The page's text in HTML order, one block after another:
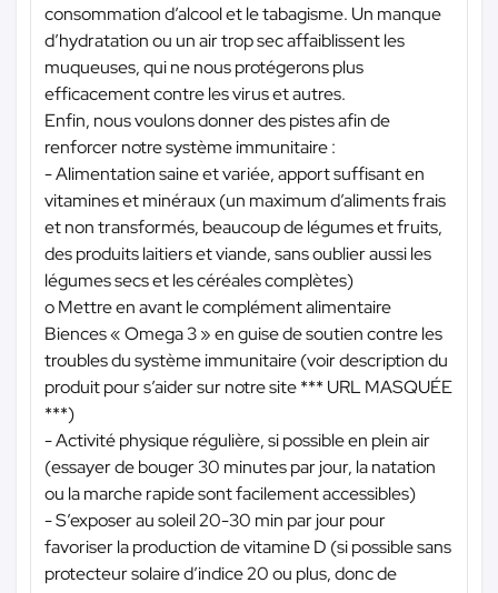
consommation d’alcool et le tabagisme. Un manque
d’hydratation ou un air trop sec affaiblissent les
muqueuses, qui ne nous protégerons plus
efficacement contre les virus et autres.
Enfin, nous voulons donner des pistes afin de
renforcer notre système immunitaire :
- Alimentation saine et variée, apport suffisant en
vitamines et minéraux (un maximum d’aliments frais
et non transformés, beaucoup de légumes et fruits,
des produits laitiers et viande, sans oublier aussi les
légumes secs et les céréales complètes)
o Mettre en avant le complément alimentaire
Biences « Omega 3 » en guise de soutien contre les
troubles du système immunitaire (voir description du
produit pour s’aider sur notre site*** URL MASQUÉE
***)
- Activité physique régulière, si possible en plein air
(essayer de bouger 30 minutes par jour, la natation
ou la marche rapide sont facilement accessibles)
- S’exposer au soleil 20-30 min par jour pour
favoriser la production de vitamine D (si possible sans
protecteur solaire d’indice 20 ou plus, donc de